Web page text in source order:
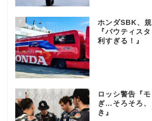
7
ホンダSBK、
『バウティス
利すぎる！』
8
ロッシ警告『
ぎ…そろそろ、
き』